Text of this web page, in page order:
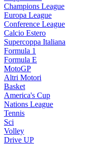
Champions League
Europa League
Conference League
Calcio Estero
Supercoppa Italiana
Formula 1
Formula E
MotoGP
Altri Motori
Basket
America's Cup
Nations League
Tennis
Sci
Volley
Drive UP